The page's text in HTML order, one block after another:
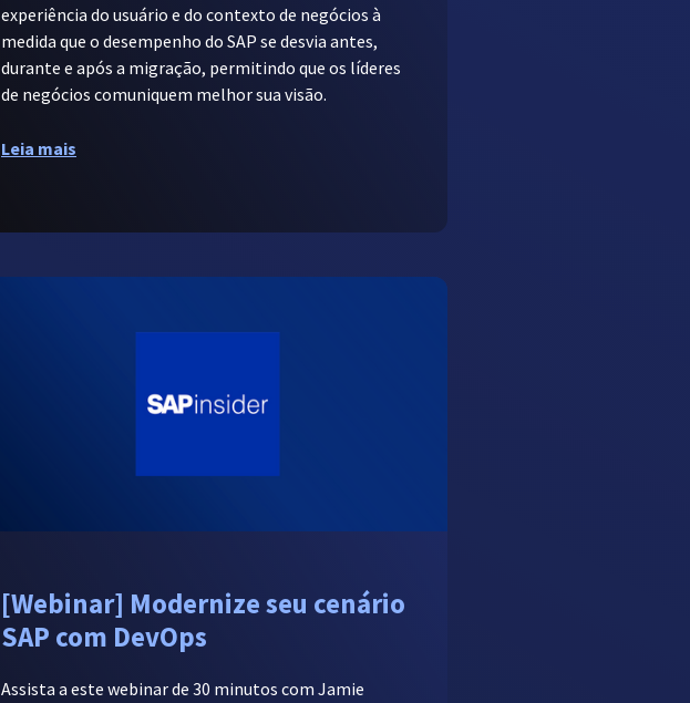
experiência do usuário e do contexto de negócios à
medida que o desempenho do SAP se desvia antes,
durante e após a migração, permitindo que os líderes
de negócios comuniquem melhor sua visão.
Leia mais
[Webinar] Modernize seu cenário
SAP com DevOps
Assista a este webinar de 30 minutos com Jamie